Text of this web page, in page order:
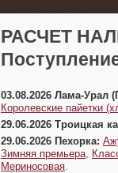
РАСЧЕТ
03.08.2026 Лама-
Королевские пайетки
29.06.2026 Троицкая
29.06.2026 Пехорка:
Зимняя премьера
Мериносовая